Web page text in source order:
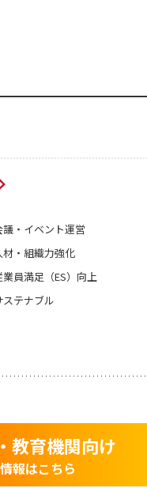
議・イベント運営
材・組織力強化
業員満足（ES）向上
ステナブル
教育機関向け
情報はこちら